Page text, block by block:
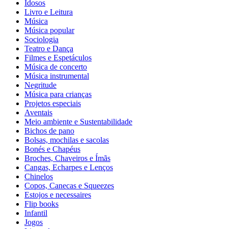
Idosos
Livro e Leitura
Música
Música popular
Sociologia
Teatro e Dança
Filmes e Espetáculos
Música de concerto
Música instrumental
Negritude
Música para crianças
Projetos especiais
Aventais
Meio ambiente e Sustentabilidade
Bichos de pano
Bolsas, mochilas e sacolas
Bonés e Chapéus
Broches, Chaveiros e Ímãs
Cangas, Echarpes e Lenços
Chinelos
Copos, Canecas e Squeezes
Estojos e necessaires
Flip books
Infantil
Jogos